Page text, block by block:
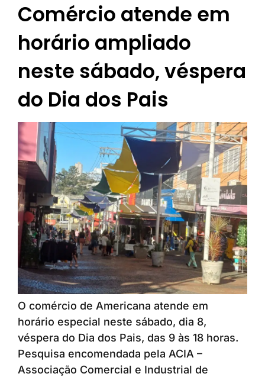
Comércio atende em
horário ampliado
neste sábado, véspera
do Dia dos Pais
O comércio de Americana atende em
horário especial neste sábado, dia 8,
véspera do Dia dos Pais, das 9 às 18 horas.
Pesquisa encomendada pela ACIA –
Associação Comercial e Industrial de